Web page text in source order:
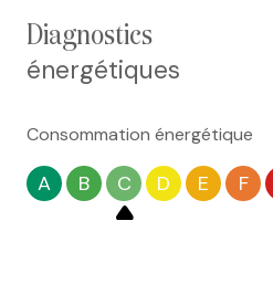
diagnostics
énergétiques
Consommation énergétique
A B C D E F